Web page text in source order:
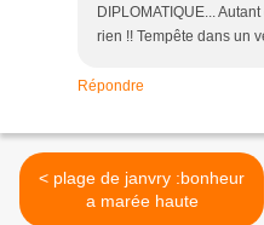
DIPLOMATIQUE...
rien !! Tempête dans un
Répondre
< plage de janvry :bonheur
a marée haute